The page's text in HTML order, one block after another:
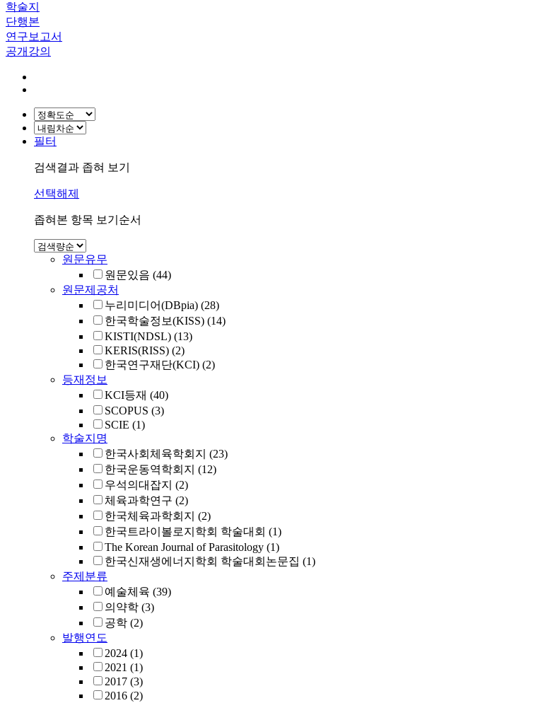
학술지
단행본
연구보고서
공개강의
필터
검색결과 좁혀 보기
선택해제
좁혀본 항목 보기순서
원문유무
원문있음 (44)
원문제공처
누리미디어(DBpia) (28)
한국학술정보(KISS) (14)
KISTI(NDSL) (13)
KERIS(RISS) (2)
한국연구재단(KCI) (2)
등재정보
KCI등재 (40)
SCOPUS (3)
SCIE (1)
학술지명
한국사회체육학회지 (23)
한국운동역학회지 (12)
우석의대잡지 (2)
체육과학연구 (2)
한국체육과학회지 (2)
한국트라이볼로지학회 학술대회 (1)
The Korean Journal of Parasitology (1)
한국신재생에너지학회 학술대회논문집 (1)
주제분류
예술체육 (39)
의약학 (3)
공학 (2)
발행연도
2024 (1)
2021 (1)
2017 (3)
2016 (2)